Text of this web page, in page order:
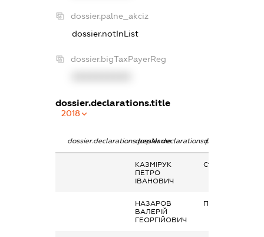
dossier.palne_akciz
dossier.notInList
dossier.bigTaxPayerReg
dossier.declarations.title
2018
dossier.declarations.pepNamedossier.declarations.personName
КАЗМІРУК
ПЕТРО
ІВАНОВИЧ
Страхові виплати
НАЗАРОВ
ВАЛЕРІЙ
ГЕОРГІЙОВИЧ
Пенсія